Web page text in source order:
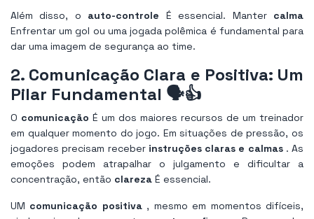
Além disso, o auto-controle É essencial. Manter calma
Enfrentar um gol ou uma jogada polêmica é fundamental para
dar uma imagem de segurança ao time.
2. Comunicação Clara e Positiva: Um
Pilar Fundamental 🗣️👍
O comunicação É um dos maiores recursos de um treinador
em qualquer momento do jogo. Em situações de pressão, os
jogadores precisam receber instruções claras e calmas. As
emoções podem atrapalhar o julgamento e dificultar a
concentração, então clareza É essencial.
UM comunicação positiva, mesmo em momentos difíceis,